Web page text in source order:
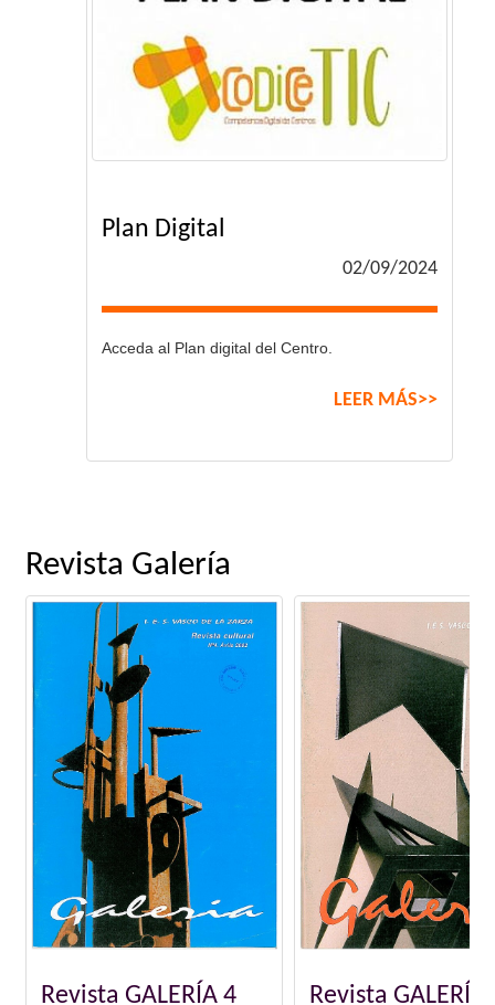
Plan Digital
02/09/2024
Acceda al Plan digital del Centro.
LEER MÁS>>
Revista Galería
Revista GALERÍA 5 Revista